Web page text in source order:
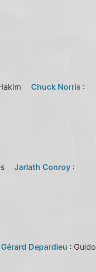
Chuck Norris :
Jarlath Conroy :
Gérard Depardieu : Guido